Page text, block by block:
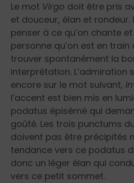
Le mot Virgo doit être pris
et douceur, élan et rondeur.
penser à ce qu’on chante
personne qu’on est en train
trouver spontanément la
interprétation. L’admiration
encore sur le mot suivant,
l’accent est bien mis en
podatus épisémé qui
goûté. Les trois punctums
doivent pas être précipités
tendance vers ce podatus
donc un léger élan qui
vers ce petit sommet.